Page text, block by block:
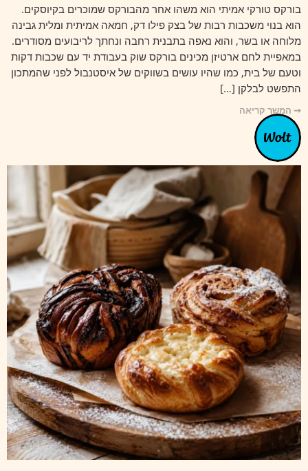
בורקס טורקי אמיתי הוא משהו אחר מהבורקס שמוכרים בקיוסקים.
הוא בנוי משכבות רבות של בצק פילו דק, חמאה אמיתית ומלית גבינה
מלוחה או בשר, והוא נאפה בתבנית רחבה ונחתך לריבועים מסודרים.
במאפיית לחם ארטיזן מכינים בורקס שוק בעבודת יד עם שכבות דקות
וטעם של בית, כמו שהיו עושים בשווקים של איסטנבול לפני שהמתכון
התפשט לבלקן […]
➞ המשך קריאה